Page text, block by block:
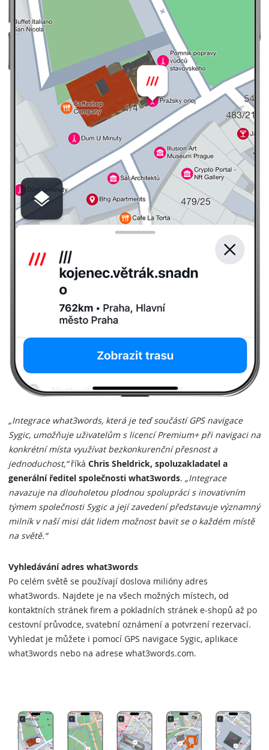
„Integrace what3words, která je teď součástí GPS navigace
Sygic, umožňuje uživatelům s licencí Premium+ při navigaci na
konkrétní místa využívat bezkonkurenční přesnost a
jednoduchost,“říká Chris Sheldrick, spoluzakladatel a
generální ředitel společnosti what3words. „Integrace
navazuje na dlouholetou plodnou spolupráci s inovativním
týmem společnosti Sygic a její zavedení představuje významný
milník v naší misi dát lidem možnost bavit se o každém místě
na světě.“
Vyhledávání adres what3words
Po celém světě se používají doslova milióny adres
what3words. Najdete je na všech možných místech, od
kontaktních stránek firem a pokladních stránek e-shopů až po
cestovní průvodce, svatební oznámení a potvrzení rezervací.
Vyhledat je můžete i pomocí GPS navigace Sygic, aplikace
what3words nebo na adrese what3words.com.